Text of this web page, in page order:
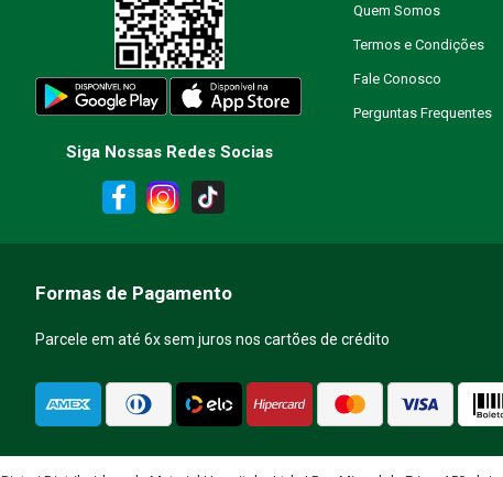
Escreva uma avaliação
Siga Nossas Redes Socias
Quem Somos
Termos e Condições
Fale Conosco
Perguntas Frequentes
Formas de Pagamento
Parcele em até 6x sem juros nos cartões de crédito